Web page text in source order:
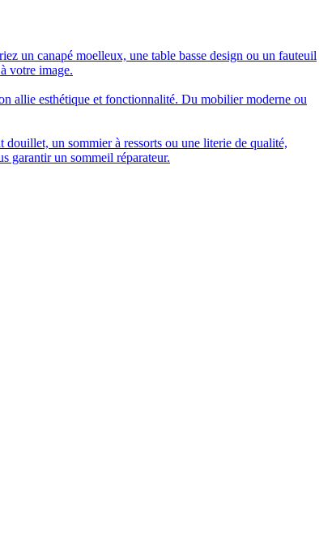
un canapé moelleux, une table basse design ou un fauteuil
votre image.
allie esthétique et fonctionnalité. Du mobilier moderne ou
un sommier à ressorts ou une literie de qualité,
garantir un sommeil réparateur.